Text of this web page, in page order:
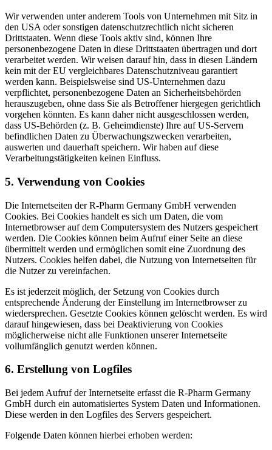
Wir verwenden unter anderem Tools von Unternehmen mit Sitz in
den USA oder sonstigen datenschutzrechtlich nicht sicheren
Drittstaaten. Wenn diese Tools aktiv sind, können Ihre
personenbezogene Daten in diese Drittstaaten übertragen und dort
verarbeitet werden. Wir weisen darauf hin, dass in diesen Ländern
kein mit der EU vergleichbares Datenschutzniveau garantiert
werden kann. Beispielsweise sind US-Unternehmen dazu
verpflichtet, personenbezogene Daten an Sicherheitsbehörden
herauszugeben, ohne dass Sie als Betroffener hiergegen gerichtlich
vorgehen könnten. Es kann daher nicht ausgeschlossen werden,
dass US-Behörden (z. B. Geheimdienste) Ihre auf US-Servern
befindlichen Daten zu Überwachungszwecken verarbeiten,
auswerten und dauerhaft speichern. Wir haben auf diese
Verarbeitungstätigkeiten keinen Einfluss.
5. Verwendung von Cookies
Die Internetseiten der R-Pharm Germany GmbH verwenden
Cookies. Bei Cookies handelt es sich um Daten, die vom
Internetbrowser auf dem Computersystem des Nutzers gespeichert
werden. Die Cookies können beim Aufruf einer Seite an diese
übermittelt werden und ermöglichen somit eine Zuordnung des
Nutzers. Cookies helfen dabei, die Nutzung von Internetseiten für
die Nutzer zu vereinfachen.
Es ist jederzeit möglich, der Setzung von Cookies durch
entsprechende Änderung der Einstellung im Internetbrowser zu
wiedersprechen. Gesetzte Cookies können gelöscht werden. Es wird
darauf hingewiesen, dass bei Deaktivierung von Cookies
möglicherweise nicht alle Funktionen unserer Internetseite
vollumfänglich genutzt werden können.
6. Erstellung von Logfiles
Bei jedem Aufruf der Internetseite erfasst die R-Pharm Germany
GmbH durch ein automatisiertes System Daten und Informationen.
Diese werden in den Logfiles des Servers gespeichert.
Folgende Daten können hierbei erhoben werden: